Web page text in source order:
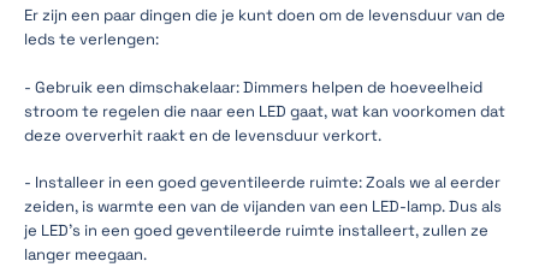
Er zijn een paar dingen die je kunt doen om de levensduur van de
leds te verlengen:
- Gebruik een dimschakelaar: Dimmers helpen de hoeveelheid
stroom te regelen die naar een LED gaat, wat kan voorkomen dat
deze oververhit raakt en de levensduur verkort.
- Installeer in een goed geventileerde ruimte: Zoals we al eerder
zeiden, is warmte een van de vijanden van een LED-lamp. Dus als
je LED's in een goed geventileerde ruimte installeert, zullen ze
langer meegaan.